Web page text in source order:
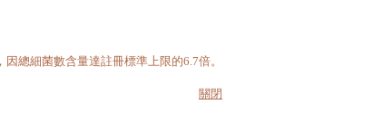
總細菌數含量達註冊標準上限的6.7倍。
關閉